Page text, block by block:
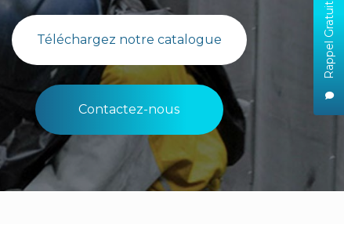
Rappel Gratuit
Téléchargez notre catalogue
Contactez-nous